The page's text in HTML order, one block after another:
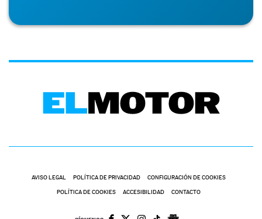
AVISO LEGAL POLÍTICA DE PRIVACIDAD CONFIGURACIÓN DE COOKIES
POLÍTICA DE COOKIES ACCESIBILIDAD CONTACTO